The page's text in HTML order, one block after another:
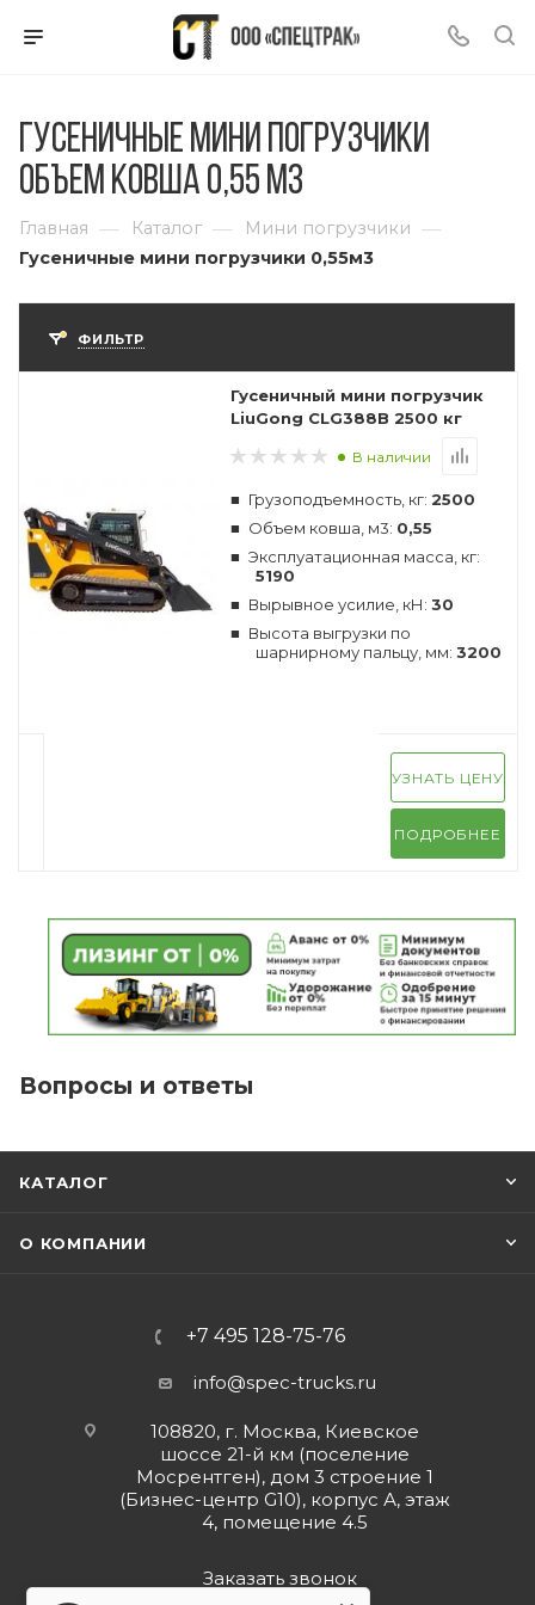
Гусеничные мини погрузчики
объем ковша 0,55 м3
Главная — Каталог — Мини погрузчики —
Гусеничные мини погрузчики 0,55м3
ФИЛЬТР
Гусеничный мини погрузчик
LiuGong CLG388B 2500 кг
В наличии
Грузоподъемность, кг: 2500
Объем ковша, м3: 0,55
Эксплуатационная масса, кг:
5190
Вырывное усилие, кН: 30
Высота выгрузки по
шарнирному пальцу, мм: 3200
УЗНАТЬ ЦЕНУ
ПОДРОБНЕЕ
Вопросы и ответы
КАТАЛОГ
О КОМПАНИИ
+7 495 128-75-76
info@spec-trucks.ru
108820, г. Москва, Киевское
шоссе 21-й км (поселение
Мосрентген), дом 3 строение 1
(Бизнес-центр G10), корпус А, этаж
4, помещение 4.5
Заказать звонок